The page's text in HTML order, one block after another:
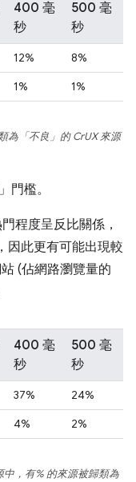
400 毫
秒
500 毫
秒
12%
8%
1% 1%
為「不良」的 CrUX 來源
門檻。
程度呈反比關係，
因此更有可能出現較
(佔網路瀏覽量的
400 毫
秒
500 毫
秒
37%
24%
4% 2%
中，有% 的來源被歸類為